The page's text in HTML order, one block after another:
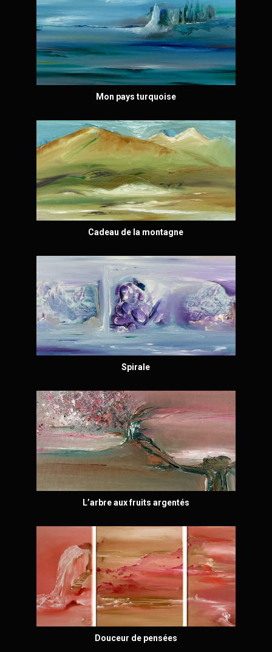
Mon pays turquoise
Cadeau de la montagne
Spirale
L’arbre aux fruits argentés
Douceur de pensées